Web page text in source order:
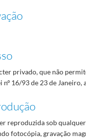
privado, que não
16/93 de 23 de Janeiro,
reproduzida sob
fotocópia, gravação